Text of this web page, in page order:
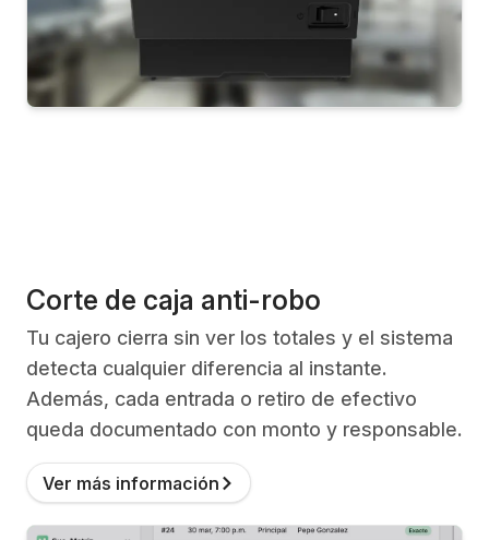
Corte de caja anti-robo
Tu cajero cierra sin ver los totales y el sistema
detecta cualquier diferencia al instante.
Además, cada entrada o retiro de efectivo
queda documentado con monto y responsable.
Ver más información